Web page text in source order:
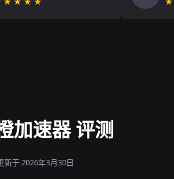
加速器 评测
新于 2026年3月30日